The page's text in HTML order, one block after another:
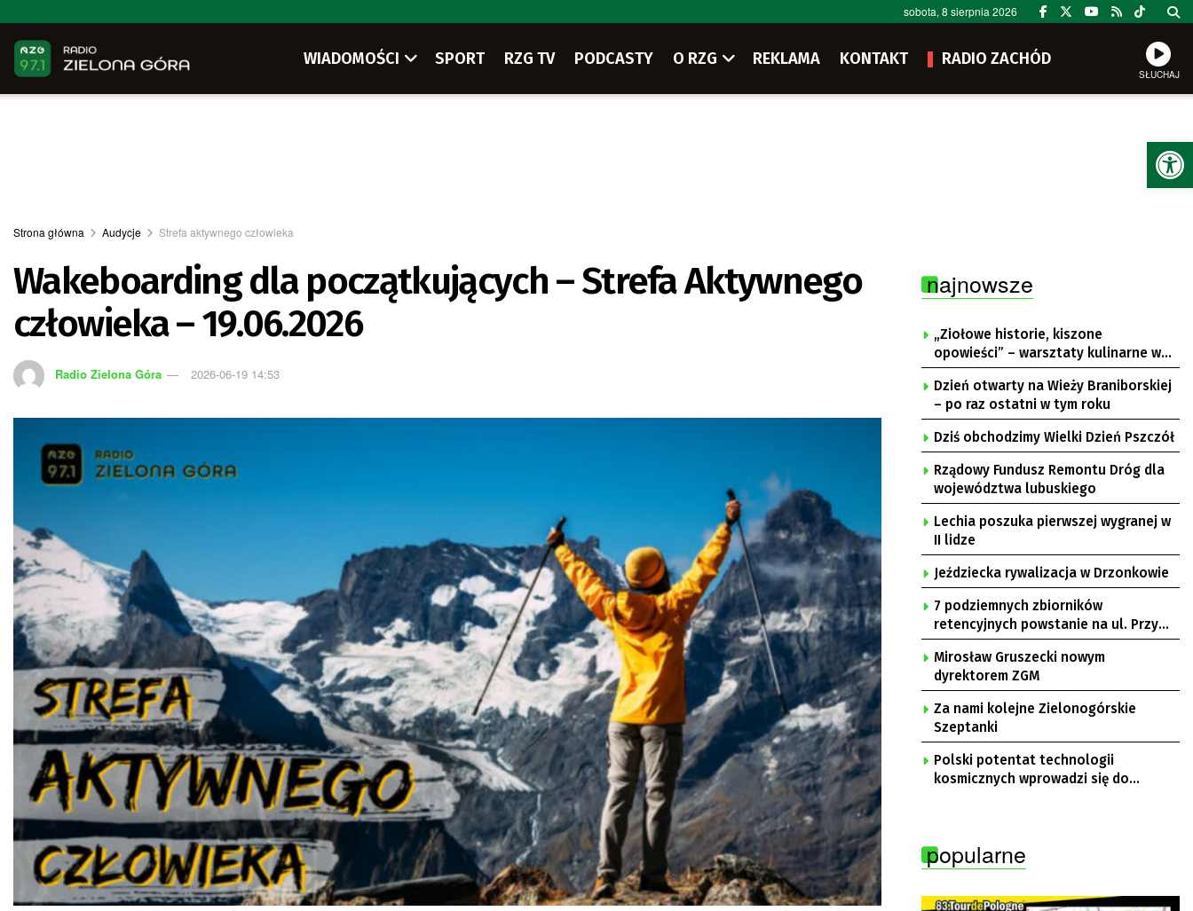
sobota, 8 sierpnia 2026
WIADOMOŚCI SPORT RZG TV PODCASTY O RZG REKLAMA KONTAKT RADIO ZACHÓD
SŁUCHAJ
Strona główna Audycje Strefa aktywnego człowieka
Wakeboarding dla początkujących – Strefa Aktywnego
człowieka – 19.06.2026
Radio Zielona Góra 2026-06-19 14:53
najnowsze
„Ziołowe historie, kiszone
opowieści” – warsztaty kulinarne w
Krępie
Dzień otwarty na Wieży Braniborskiej
– po raz ostatni w tym roku
Dziś obchodzimy Wielki Dzień Pszczół
Rządowy Fundusz Remontu Dróg dla
województwa lubuskiego
Lechia poszuka pierwszej wygranej w
II lidze
Jeździecka rywalizacja w Drzonkowie
7 podziemnych zbiorników
retencyjnych powstanie na ul. Przy
Gazowni
Mirosław Gruszecki nowym
dyrektorem ZGM
Za nami kolejne Zielonogórskie
Szeptanki
Polski potentat technologii
kosmicznych wprowadzi się do
popularne